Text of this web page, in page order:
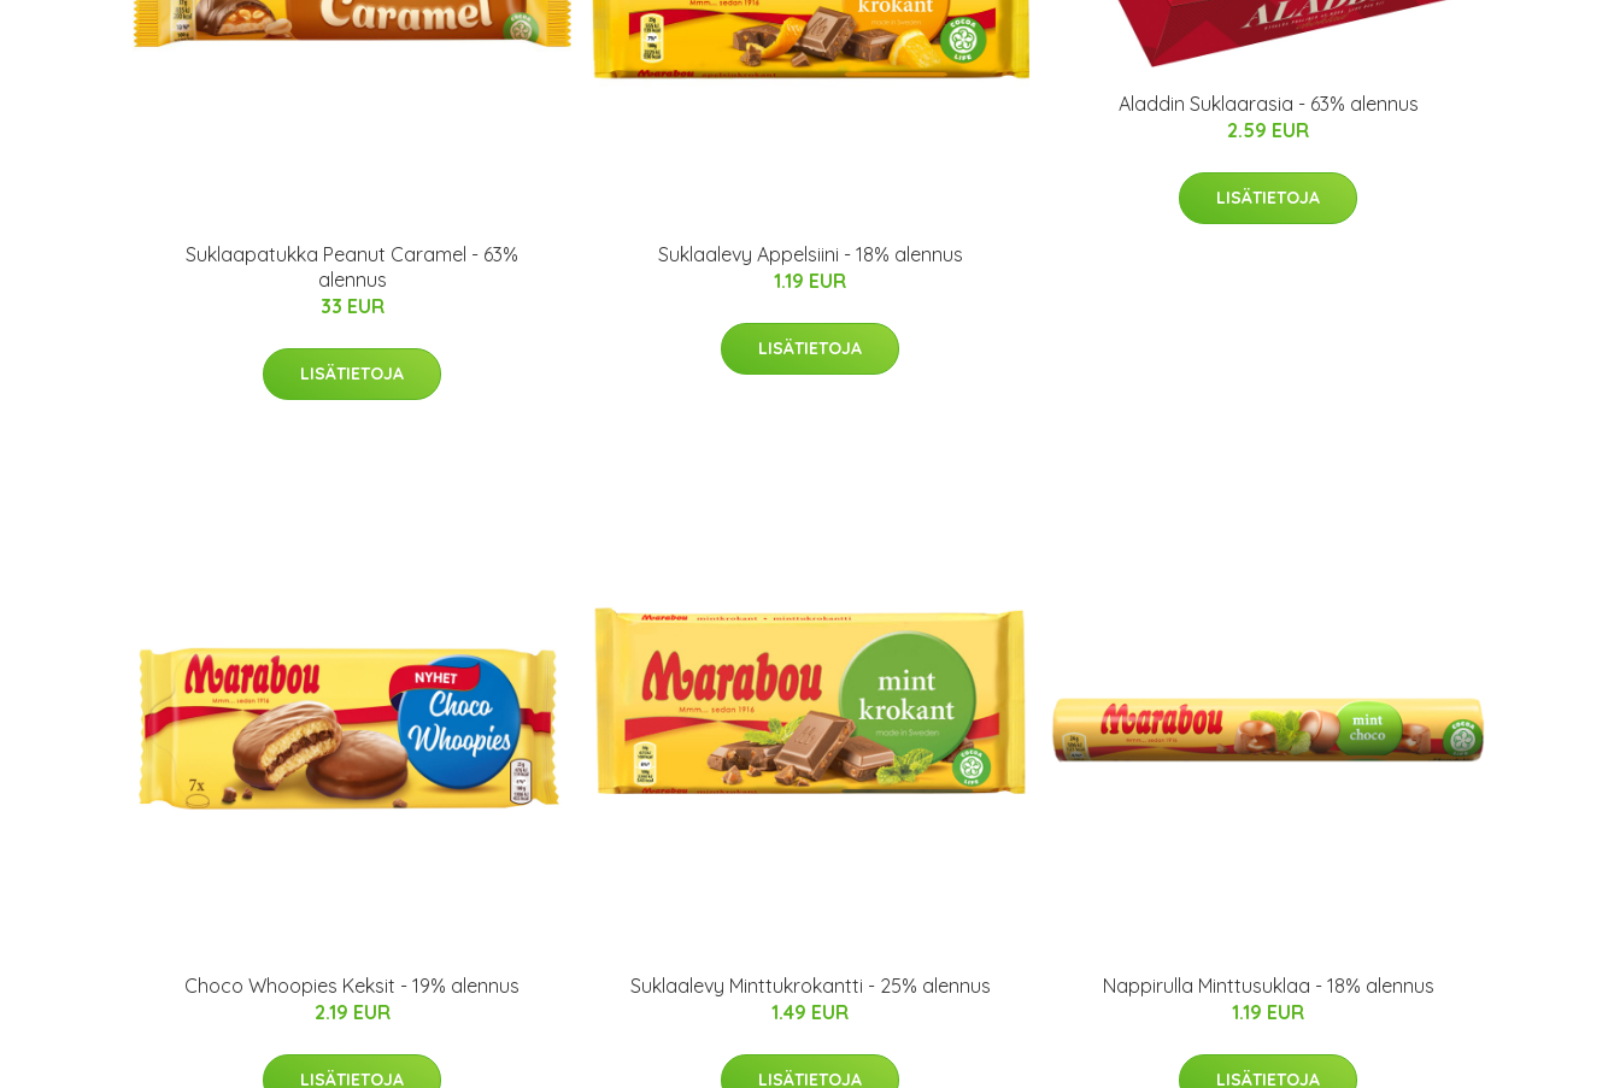
Suklaapatukka Peanut Caramel - 63%
alennus
33 EUR
LISÄTIETOJA
Suklaalevy Appelsiini - 18% alennus
1.19 EUR
LISÄTIETOJA
Aladdin Suklaarasia - 63% alennus
2.59 EUR
LISÄTIETOJA
Choco Whoopies Keksit - 19% alennus
2.19 EUR
LISÄTIETOJA
Suklaalevy Minttukrokantti - 25% alennus
1.49 EUR
LISÄTIETOJA
Nappirulla Minttusuklaa - 18% alennus
1.19 EUR
LISÄTIETOJA